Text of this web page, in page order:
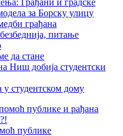
грађана
да стане
студентском дому
публике